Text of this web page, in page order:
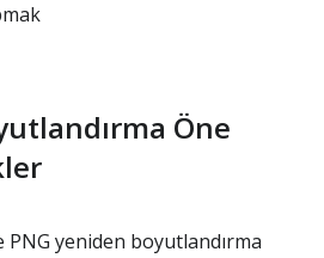
Öne
yeniden boyutlandırma